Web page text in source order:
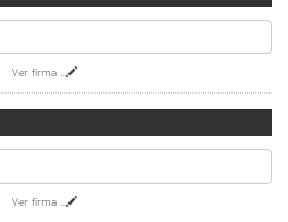
Ver firma ...
Ver firma ...